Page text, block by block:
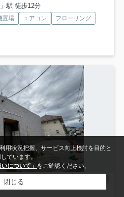
駅 徒歩12分
置場 エアコン
フローリング
用状況把握、サービス向上検討を目的と
ています。
について」 をご確認ください。
閉じる